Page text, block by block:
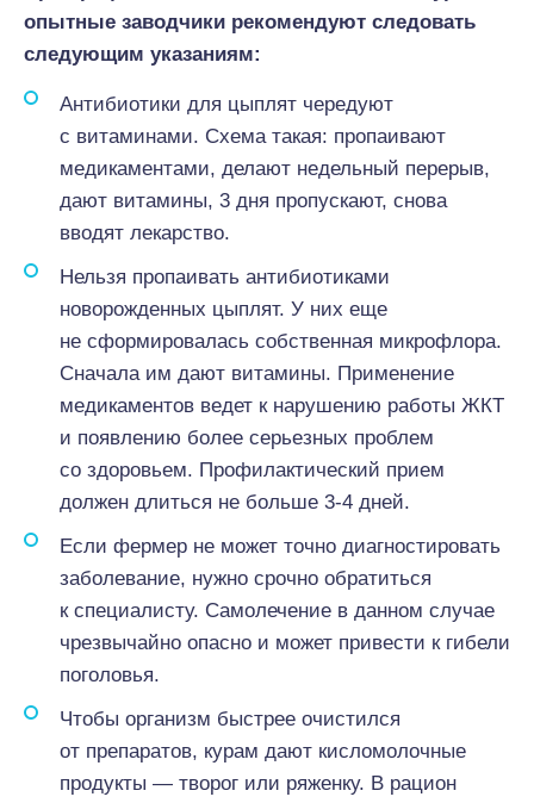
опытные заводчики рекомендуют следовать
следующим указаниям:
Антибиотики для цыплят чередуют
с витаминами. Схема такая: пропаивают
медикаментами, делают недельный перерыв,
дают витамины, 3 дня пропускают, снова
вводят лекарство.
Нельзя пропаивать антибиотиками
новорожденных цыплят. У них еще
не сформировалась собственная микрофлора.
Сначала им дают витамины. Применение
медикаментов ведет к нарушению работы ЖКТ
и появлению более серьезных проблем
со здоровьем. Профилактический прием
должен длиться не больше 3-4 дней.
Если фермер не может точно диагностировать
заболевание, нужно срочно обратиться
к специалисту. Самолечение в данном случае
чрезвычайно опасно и может привести к гибели
поголовья.
Чтобы организм быстрее очистился
от препаратов, курам дают кисломолочные
продукты — творог или ряженку. В рацион